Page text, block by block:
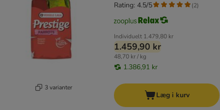
3 varianter
Individuelt 1.479,80 kr
1.459,90 kr
48,70 kr / kg
1.386,91 kr
Rating: 4.5/5 (2)
Læg i kurv